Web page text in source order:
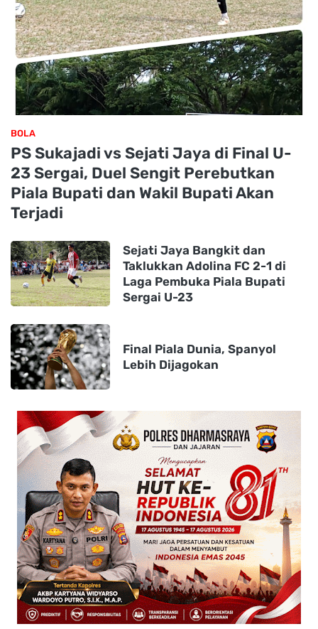
BOLA
PS Sukajadi vs Sejati Jaya di Final U-
23 Sergai, Duel Sengit Perebutkan
Piala Bupati dan Wakil Bupati Akan
Terjadi
Sejati Jaya Bangkit dan
Taklukkan Adolina FC 2-1 di
Laga Pembuka Piala Bupati
Sergai U-23
Final Piala Dunia, Spanyol
Lebih Dijagokan